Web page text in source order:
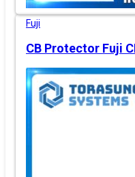
Fuji
CB Protector Fuji